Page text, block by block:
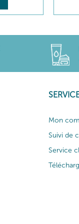
Mon
Suivi de
Service